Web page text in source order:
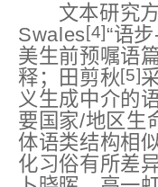
文本研究
Swales[4]“语
美生前预嘱语
释；田剪秋[5]
义生成中介的
要国家/地区生
体语类结构相
化习俗有所差